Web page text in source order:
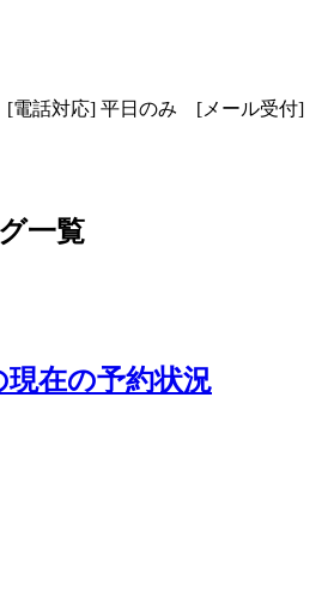
[電話対応] 平日のみ [メール受付]
一覧
現在の予約状況